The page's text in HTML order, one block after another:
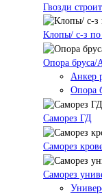
Гвозди
Клопы/ с-з по
Опора бруса/
Анкер
Опора
Саморез ГД
Саморез
Саморез